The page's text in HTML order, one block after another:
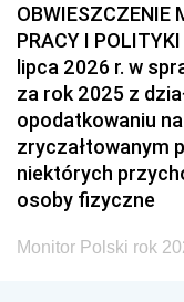
OBWIESZCZENIE
PRACY I
lipca 2026 r. w
za rok 2025 z
opodatkowaniu
zryczałtowanym
niektórych
osoby fizyczne
Monitor Polski rok